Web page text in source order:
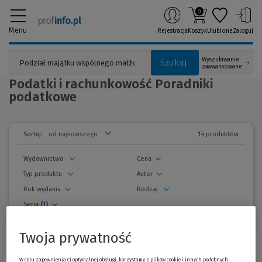
Menu
Szukaj
Wyszukiwanie
zaawansowane
Rejestracja
0
KoszykUlubioneZaloguj
Podatki i rachunkowość Poradniki
podatkowe
Sortuj: 14 produktów
Wydawnictwo
Rodzaj
Autor
Seria(1)
Cena
Rok wydania
Typ produktu
zwiń
Wszystkie produkty
Twoja prywatność
W celu zapewnienia Ci optymalnej obsługi, korzystamy z plików cookie i innych podobnych